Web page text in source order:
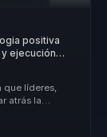
positiva
ejecución
que líderes,
atrás la